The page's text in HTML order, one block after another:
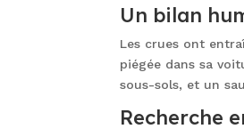
Un bilan
Les crues ont
piégée dans sa
sous-sols, et un
Recherche